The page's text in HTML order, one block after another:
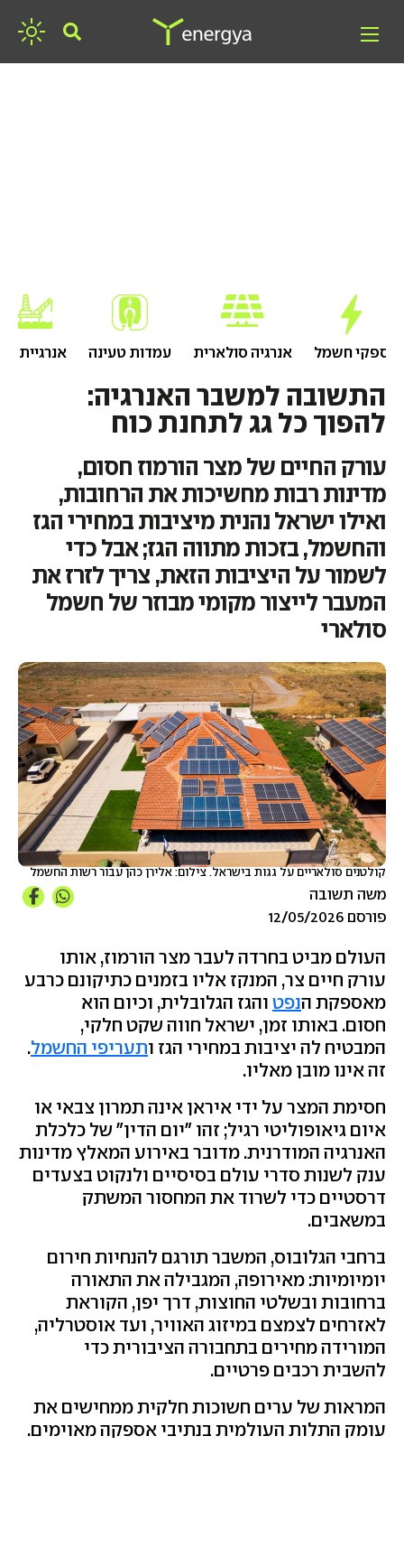
ספקי חשמל אנרגיה סולארית עמדות טעינה אנרגיית גז
התשובה למשבר האנרגיה:
להפוך כל גג לתחנת כוח
עורק החיים של מצר הורמוז חסום,
מדינות רבות מחשיכות את הרחובות,
ואילו ישראל נהנית מיציבות במחירי הגז
והחשמל, בזכות מתווה הגז; אבל כדי
לשמור על היציבות הזאת, צריך לזרז את
המעבר לייצור מקומי מבוזר של חשמל
סולארי
קולטנים סולאריים על גגות בישראל. צילום: אלירן כהן עבור רשות החשמל
משה תשובה
פורסם 12/05/2026
העולם מביט בחרדה לעבר מצר הורמוז, אותו
עורק חיים צר, המנקז אליו בזמנים כתיקונם כרבע
מאספקת הנפטוהגז הגלובלית, וכיום הוא
חסום. באותו זמן, ישראל חווה שקט חלקי,
המבטיח לה יציבות במחירי הגז ותעריפי החשמל.
זה אינו מובן מאליו.
חסימת המצר על ידי איראן אינה תמרון צבאי או
איום גיאופוליטי רגיל; זהו "יום הדין" של כלכלת
האנרגיה המודרנית. מדובר באירוע המאלץ מדינות
ענק לשנות סדרי עולם בסיסיים ולנקוט בצעדים
דרסטיים כדי לשרוד את המחסור המשתק
במשאבים.
ברחבי הגלובוס, המשבר תורגם להנחיות חירום
יומיומיות: מאירופה, המגבילה את התאורה
ברחובות ובשלטי החוצות, דרך יפן, הקוראת
לאזרחים לצמצם במיזוג האוויר, ועד אוסטרליה,
המורידה מחירים בתחבורה הציבורית כדי
להשבית רכבים פרטיים.
המראות של ערים חשוכות חלקית ממחישים את
עומק התלות העולמית בנתיבי אספקה מאוימים.